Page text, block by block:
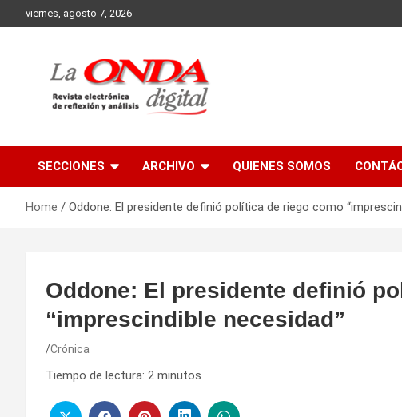
to
viernes, agosto 7, 2026
SECCIONES ARCHIVO QUIENES SOMOS
Home Oddone: El presidente definió política de riego como
Oddone: El presidente definió
“imprescindible necesidad”
Crónica
Tiempo de lectura: 2 minutos